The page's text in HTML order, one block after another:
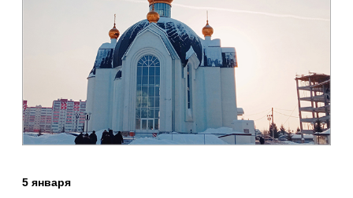
5 января